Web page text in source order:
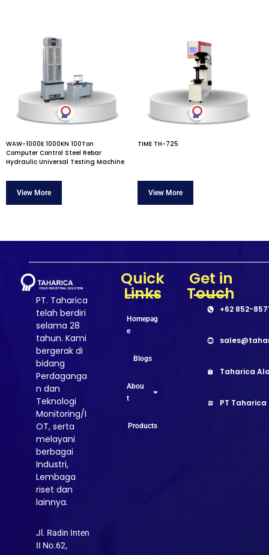
WAW-1000E 1000KN 100Ton
Computer Control Steel Rebar
Hydraulic Universal Testing Machine
TIME TH-725
PT. Taharica
telah berdiri
selama 28
tahun. Kami
bergerak di
bidang
Perdaganga
n dan
Teknologi
Monitoring/I
OT, serta
melayani
berbagai
Industri,
Lembaga
riset dan
lainnya.
Jl. Radin Inten
II No.62,
Quick
Links
Homepag
e
Blogs
Abou
t
Products
Get in
Touch
+62 852-
Taharica
PT Taharica